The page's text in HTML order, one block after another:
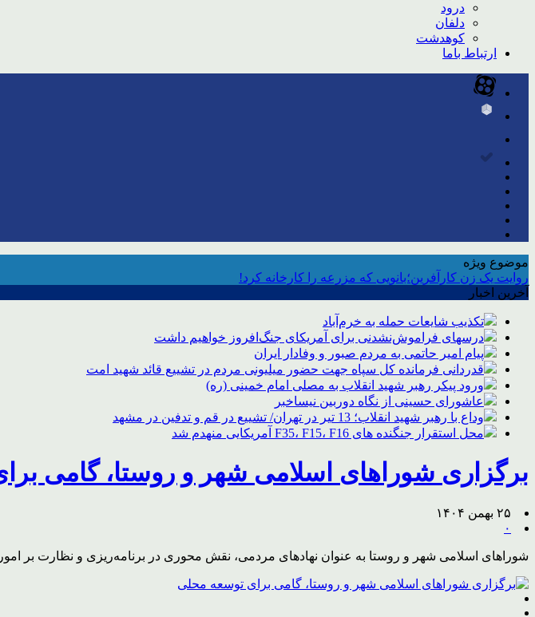
درود
دلفان
کوهدشت
ارتباط باما
موضوع ویژه
روایت یک زن کارآفرین؛بانویی که مزرعه را کارخانه کرد!
آخرین اخبار
تکذیب شایعات حمله به خرم‌آباد
درسهای فراموش‌نشدنی برای آمریکای جنگ‌افروز خواهیم داشت
پیام امیر حاتمی به مردم صبور و وفادار ایران
قدردانی فرمانده کل سپاه جهت حضور میلیونی مردم در تشییع قائد شهید امت
ورود پیکر رهبر شهید انقلاب به مصلی امام خمینی (ره)
عاشورای حسینی از نگاه دوربین نیساخبر
وداع با رهبر شهید انقلاب؛ 13 تیر در تهران/ تشییع در قم و تدفین در مشهد
محل استقرار جنگنده های F35، F15، F16 آمریکایی منهدم شد
برگزاری شوراهای اسلامی شهر و روستا، گامی
۲۵ بهمن ۱۴۰۴
۰
شوراهای اسلامی شهر و روستا به عنوان نهادهای مردمی، نقش محوری در برنامه‌ریزی و نظارت بر